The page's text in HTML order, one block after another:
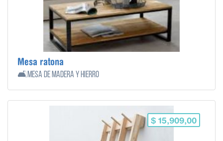
Mesa ratona
🛋️Mesa de madera y hierro
$ 15,909,00